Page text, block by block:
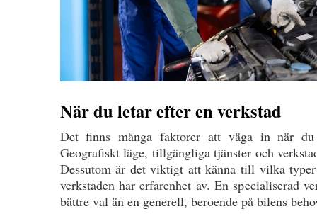
När du letar efter en verkstad
Det finns många faktorer att väga in när
Geografiskt läge, tillgängliga tjänster och
Dessutom är det viktigt att känna till vilka
verkstaden har erfarenhet av. En specialiserad
bättre val än en generell, beroende på bilens